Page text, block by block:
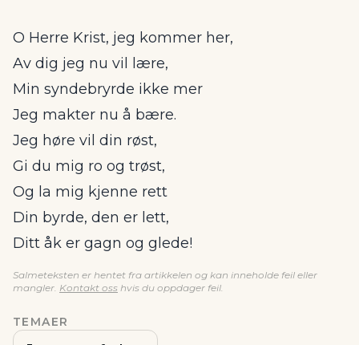
O Herre Krist, jeg kommer her,
Av dig jeg nu vil lære,
Min syndebryrde ikke mer
Jeg makter nu å bære.
Jeg høre vil din røst,
Gi du mig ro og trøst,
Og la mig kjenne rett
Din byrde, den er lett,
Ditt åk er gagn og glede!
Salmeteksten er hentet fra artikkelen og kan inneholde feil eller
mangler. Kontakt oss hvis du oppdager feil.
TEMAER